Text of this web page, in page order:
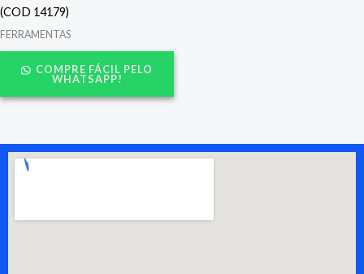
(COD 14179)
FERRAMENTAS
COMPRE FÁCIL PELO
WHATSAPP!